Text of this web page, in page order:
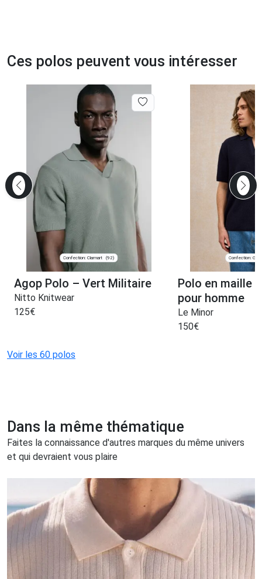
Ces polos peuvent vous intéresser
Confection: Clamart (92)
Agop Polo – Vert Militaire
Nitto Knitwear
125€
Confection:
Polo en maille
pour homme
Le Minor
150€
Voir les 60 polos
Dans la même thématique
Faites la connaissance d'autres marques du même univers
et qui devraient vous plaire